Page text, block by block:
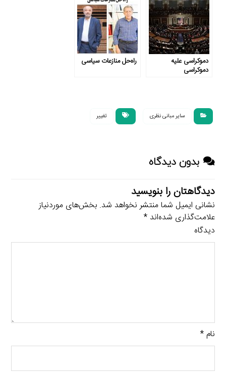
دموکراسی علیه
دموکراسی
راه‌‌حل منازعات سیاسی
سایر مبانی نظری تغییر
بدون دیدگاه
دیدگاهتان را بنویسید
نشانی ایمیل شما منتشر نخواهد شد. بخش‌های موردنیاز
علامت‌گذاری شده‌اند*
دیدگاه
نام*